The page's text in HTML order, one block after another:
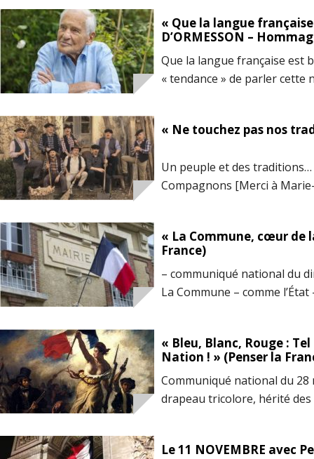
Que les Français – de
respirer en eux le sentiment
prennent […]
« Que la langue
D’ORMESSON –
Que la langue française est
« tendance » de parler cette
comme un renard » «
seulement dans les fables
« Ne touchez pas nos
Un peuple et des traditions…
Compagnons [Merci à
« La Commune, cœur de
France)
– communiqué national du
La Commune – comme
et de ses directions
entraîne la destruction
« Bleu, Blanc, Rouge :
Nation ! » (Penser la
Communiqué national du 28
drapeau tricolore, hérité
forfaiture ! La
Le 11 NOVEMBRE avec